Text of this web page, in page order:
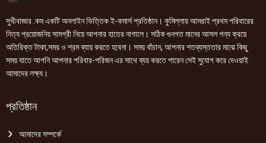
সুখীবাজার .কম একটি অনলাইন ভিত্তিক ই-কমার্স প্রতিষ্ঠান। কুমিল্লায় আমরাই প্রথম পরিবারের
নিত্য প্রয়োজনিয় সামগ্রী নিয়ে আপনার হাতের নাগালে। সঠিক গুনগত মানের আসল পন্য ক্রয়ে
অতিরিক্ত টাকা,সময় ও শ্রম ব্যায় করতে হবেনা। সময় বাঁচান, আপনার শতব্যস্ততার মাঝে কিছু
সময় যাতে আপনি আপনার পরিবার-পরিজন এর সাথে ব্যয় করতে পারেন সেই সুযোগ করে দেওয়াই
আমাদের লক্ষ্য।
প্রতিষ্ঠান
আমাদের সম্পর্কে